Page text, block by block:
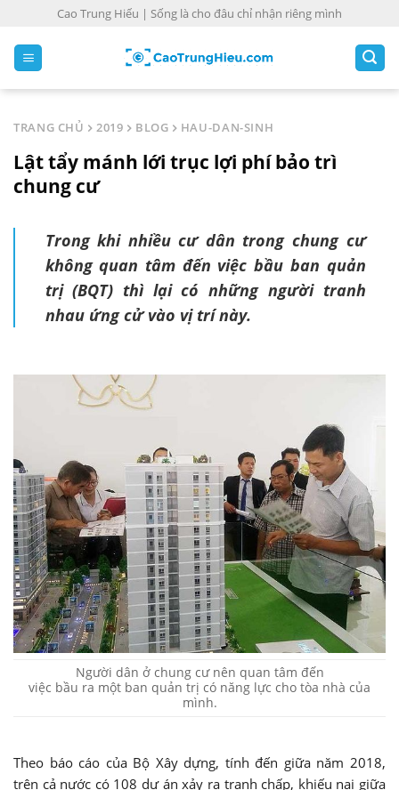
Cao Trung Hiếu | Sống là cho đâu chỉ nhận riêng mình
TRANG CHỦ 2019 BLOG HAU-DAN-SINH
Lật tẩy mánh lới trục lợi phí bảo trì
chung cư
Trong khi nhiều cư dân trong chung cư
không quan tâm đến việc bầu ban quản
trị (BQT) thì lại có những người tranh
nhau ứng cử vào vị trí này.
Người dân ở chung cư nên quan tâm đến
việc bầu ra một ban quản trị có năng lực cho tòa nhà của
mình.
Theo báo cáo của Bộ Xây dựng, tính đến giữa năm 2018,
trên cả nước có 108 dự án xảy ra tranh chấp, khiếu nại giữa